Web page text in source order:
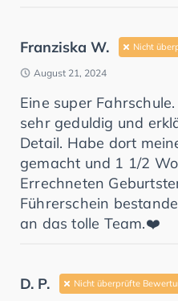
Franziska W. Nicht
August 21, 2024
Eine super
sehr geduldig und
Detail. Habe dort
gemacht und 1 1/2
Errechneten
Führerschein
an das tolle Team.❤️
D. P. Nicht überprüfte